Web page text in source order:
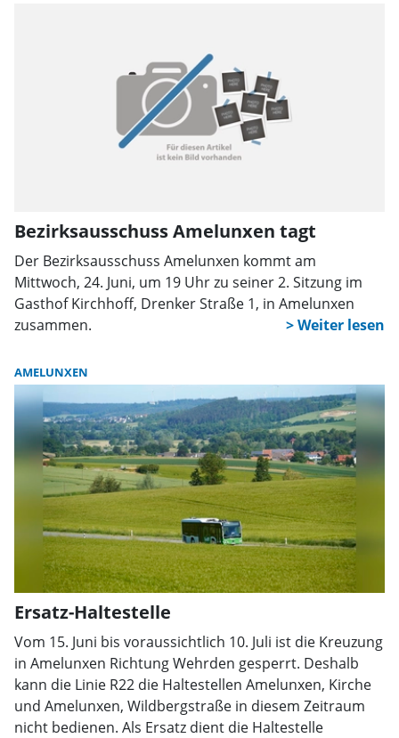
Bezirksausschuss Amelunxen tagt
Der Bezirksausschuss Amelunxen kommt am
Mittwoch, 24. Juni, um 19 Uhr zu seiner 2. Sitzung im
Gasthof Kirchhoff, Drenker Straße 1, in Amelunxen
zusammen.
AMELUNXEN
Ersatz-Haltestelle
Vom 15. Juni bis voraussichtlich 10. Juli ist die Kreuzung
in Amelunxen Richtung Wehrden gesperrt. Deshalb
kann die Linie R22 die Haltestellen Amelunxen, Kirche
und Amelunxen, Wildbergstraße in diesem Zeitraum
nicht bedienen. Als Ersatz dient die Haltestelle